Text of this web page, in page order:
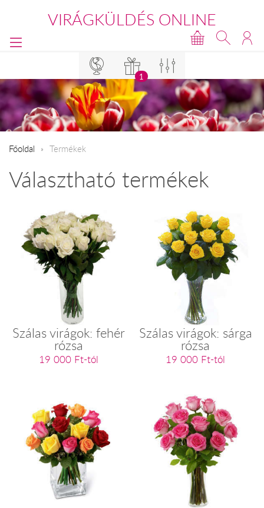
VIRÁGKÜLDÉS ONLINE
1
Főoldal Termékek
Választható termékek
Szálas virágok: fehér
rózsa
19 000 Ft-tól
Szálas virágok: sárga
rózsa
19 000 Ft-tól